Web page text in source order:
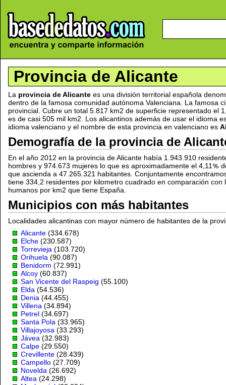
Provincia de Alicante
La provincia de Alicante es una división territorial española
dentro de la famosa comunidad autónoma Valenciana. La famosa
provincial. Cubre un total 5.817 km2 de superficie representado el
es de casi 505 mil km2. Los alicantinos además de usar el idioma
idioma valenciano y el nombre de esta provincia en valenciano es
Demografía de la provincia de
En el año 2012 en la provincia de Alicante había 1.943.910
hombres y 974.673 mujeres lo que es aproximadamente el 4,11
que ascienda a 47.265.321 habitantes. Conjuntamente
tiene 334,2 residentes por kilometro cuadrado en comparación con
humanos por km2 que tiene España.
Municipios con más habitantes
Localidades alicantinas con mayor número de habitantes de la
Alicante (334.678)
Elche (230.587)
Torrevieja (103.720)
Orihuela (90.087)
Benidorm (72.991)
Alcoy (60.837)
San Vicente del Raspeig (55.100)
Elda (54.536)
Denia (44.455)
Villena (34.894)
Petrel (34.697)
Santa Pola (33.965)
Villajoyosa (33.293)
Jávea (32.983)
Calpe (29.550)
Crevillente (28.439)
Campello (27.709)
Novelda (26.692)
Altea (24.298)